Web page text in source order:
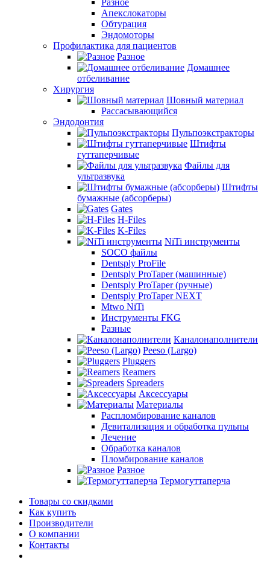
Разное
Апекслокаторы
Обтурация
Эндомоторы
Профилактика для пациентов
Разное
Домашнее
отбеливание
Хирургия
Шовный материал
Рассасывающийся
Эндодонтия
Пульпоэкстракторы
Штифты
гуттаперчивые
Файлы для
ультразвука
Штифты
бумажные (абсорберы)
Gates
H-Files
K-Files
NiTi инструменты
SOCO файлы
Dentsply ProFile
Dentsply ProTaper (машинные)
Dentsply ProTaper (ручные)
Dentsply ProTaper NEXT
Mtwo NiTi
Инструменты FKG
Разные
Каналонаполнители
Peeso (Largo)
Pluggers
Reamers
Spreaders
Аксессуары
Материалы
Распломбирование каналов
Девитализация и обработка пульпы
Лечение
Обработка каналов
Пломбирование каналов
Разное
Термогуттаперча
Товары со скидками
Как купить
Производители
О компании
Контакты